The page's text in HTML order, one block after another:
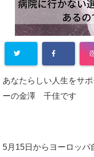
defined array
-natural.net/
あなたらしい人生をサ
ーの金澤 千佳です
5月15日からヨーロッパ